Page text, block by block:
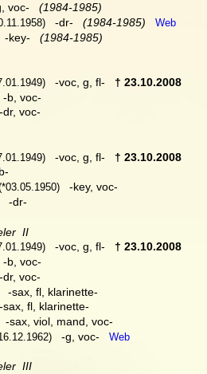
voc-
(1984-1985)
   -dr-
(1984-1985) Web
-key- (1984-1985)
   -voc, g, fl-
† 23.10.2008
-b, voc-
voc-
   -voc, g, fl-
† 23.10.2008
   -key, voc-
-dr-
II
   -voc, g, fl-
† 23.10.2008
-b, voc-
voc-
-sax, fl, klarinette-
fl, klarinette-
-sax, viol, mand, voc-
   -g, voc-
Web
III